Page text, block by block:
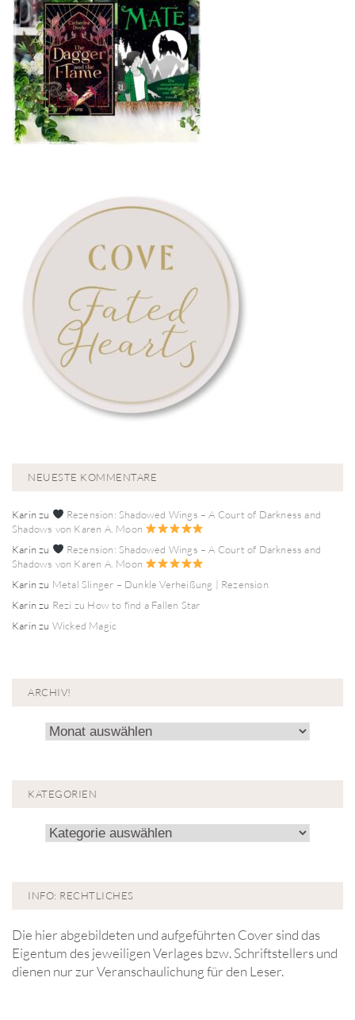
NEUESTE KOMMENTARE
Karinzu
Rezension: Shadowed Wings – A Court of Darkness and
Shadows von Karen A. Moon
Karinzu
Rezension: Shadowed Wings – A Court of Darkness and
Shadows von Karen A. Moon
Karinzu Metal Slinger – Dunkle Verheißung | Rezension
Karinzu Rezi zu How to find a Fallen Star
Karinzu Wicked Magic
ARCHIV!
Archiv!
KATEGORIEN
Kategorien
INFO: RECHTLICHES
Die hier abgebildeten und aufgeführten Cover sind das
Eigentum des jeweiligen Verlages bzw. Schriftstellers und
dienen nur zur Veranschaulichung für den Leser.